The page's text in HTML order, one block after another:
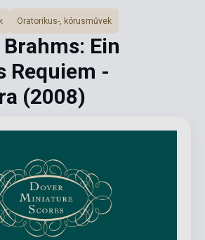
Oratorikus-, kórusművek
Ein
Requiem -
(2008)